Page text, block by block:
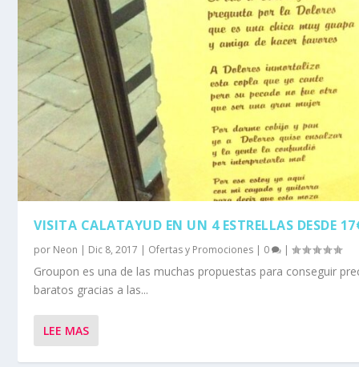
VISITA CALATAYUD EN UN 4 ESTRELLAS DESDE
por Neon | Dic 8, 2017 | Ofertas y Promociones | 0 |
Groupon es una de las muchas propuestas para conseguir
baratos gracias a las...
LEE MAS